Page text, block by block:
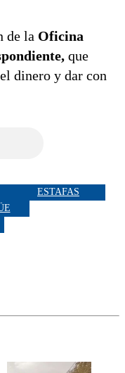
de la Oficina
que
dinero y dar con
ESTAFAS